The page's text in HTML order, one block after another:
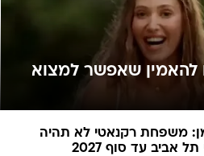
להאמין שאפשר למצוא
משפחת רקנאטי לא תהיה
אביב עד סוף 2027